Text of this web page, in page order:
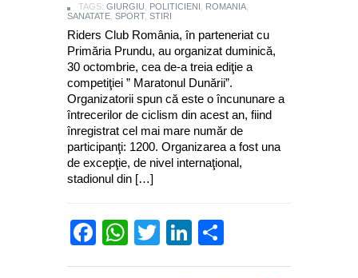
TAGS: GIURGIU POLITICIENI ROMANIA
SANATATE SPORT, STIRI
Riders Club România, în parteneriat cu
Primăria Prundu, au organizat duminică,
30 octombrie, cea de-a treia ediţie a
competiţiei ” Maratonul Dunării”.
Organizatorii spun că este o încununare a
întrecerilor de ciclism din acest an, fiind
înregistrat cel mai mare număr de
participanţi: 1200. Organizarea a fost una
de excepţie, de nivel internaţional,
stadionul din […]
Facebook
WhatsApp
TwitterLinkedIn